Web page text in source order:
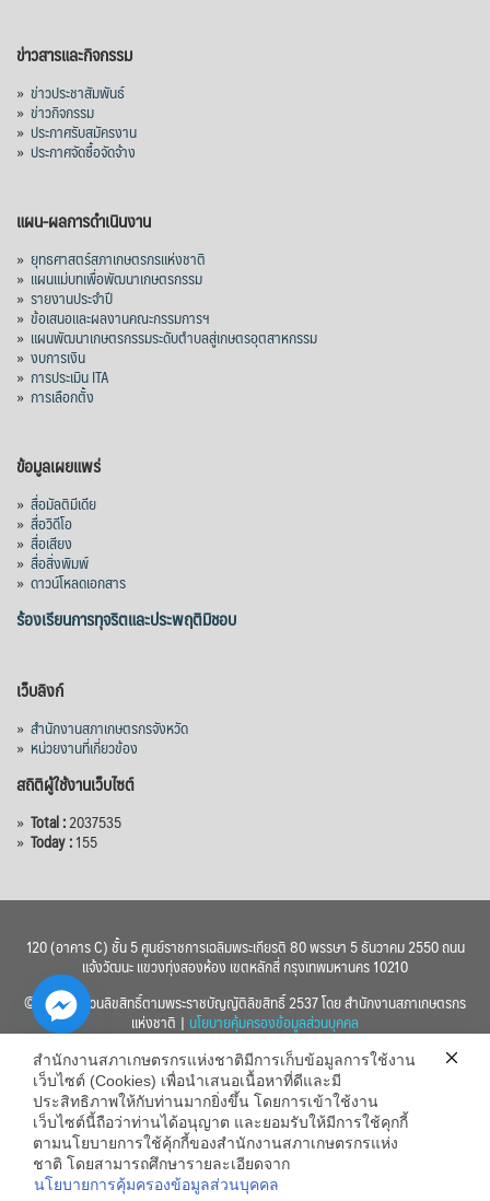
ข่าวสารและกิจกรรม
» ข่าวประชาสัมพันธ์
» ข่าวกิจกรรม
» ประกาศรับสมัครงาน
» ประกาศจัดซื้อจัดจ้าง
แผน-ผลการดำเนินงาน
» ยุทธศาสตร์สภาเกษตรกรแห่งชาติ
» แผนแม่บทเพื่อพัฒนาเกษตรกรรม
» รายงานประจำปี
» ข้อเสนอและผลงานคณะกรรมการฯ
» แผนพัฒนาเกษตรกรรมระดับตำบลสู่เกษตรอุตสาหกรรม
» งบการเงิน
» การประเมิน ITA
» การเลือกตั้ง
ข้อมูลเผยแพร่
» สื่อมัลติมีเดีย
» สื่อวิดีโอ
» สื่อเสียง
» สื่อสิ่งพิมพ์
» ดาวน์โหลดเอกสาร
ร้องเรียนการทุจริตและประพฤติมิชอบ
เว็บลิงก์
» สำนักงานสภาเกษตรกรจังหวัด
» หน่วยงานที่เกี่ยวข้อง
สถิติผู้ใช้งานเว็บไซต์
» Total :2037535
» Today :155
120 (อาคาร C) ชั้น 5 ศูนย์ราชการเฉลิมพระเกียรติ 80 พรรษา 5 ธันวาคม 2550 ถนน
แจ้งวัฒนะ แขวงทุ่งสองห้อง เขตหลักสี่ กรุงเทพมหานคร 10210
© 2560 สงวนลิขสิทธิ์ตามพระราชบัญญัติลิขสิทธิ์ 2537 โดย สำนักงานสภาเกษตรกร
แห่งชาติ | นโยบายคุ้มครองข้อมูลส่วนบุคคล
สำนักงานสภาเกษตรกรแห่งชาติมีการเก็บข้อมูลการใช้งาน
เว็บไซต์ (Cookies) เพื่อนำเสนอเนื้อหาที่ดีและมี
ประสิทธิภาพให้กับท่านมากยิ่งขึ้น โดยการเข้าใช้งาน
เว็บไซต์นี้ถือว่าท่านได้อนุญาต และยอมรับให้มีการใช้คุกกี้
ตามนโยบายการใช้คุ้กกี้ของสำนักงานสภาเกษตรกรแห่ง
ชาติ โดยสามารถศึกษารายละเอียดจาก
นโยบายการคุ้มครองข้อมูลส่วนบุคคล
Hide
chaty